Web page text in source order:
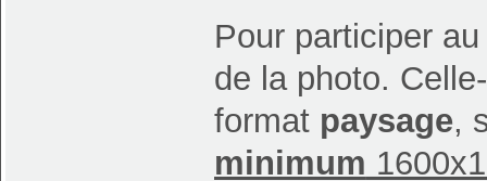
Pour participer
de la photo.
format paysage,
minimum